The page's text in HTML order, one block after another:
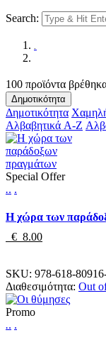
Search:
.
100 προϊόντα
Δημοτικότητα
Δημοτικότητα
Αλβαβητικά A-Z
Special Offer
.. .
Η χώρα των
€ 8.00
SKU: 978-618-
Διαθεσιμότητα: Out
Promo
.. .